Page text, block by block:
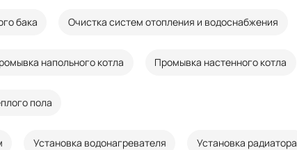
бака Очистка систем отопления и водоснабжения
напольного котла Промывка настенного котла
пола
Установка водонагревателя Установка радиатора